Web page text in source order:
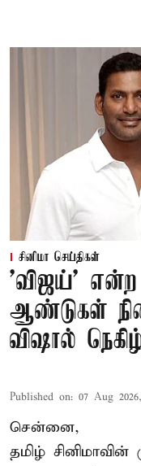
சினிமா செய்திகள்
'விஜய்' என்ற
ஆண்டுகள்
விஷால்
Published on: 07 Aug
சென்னை,
தமிழ்